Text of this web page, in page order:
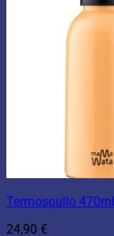
Termospullo
24,90 €